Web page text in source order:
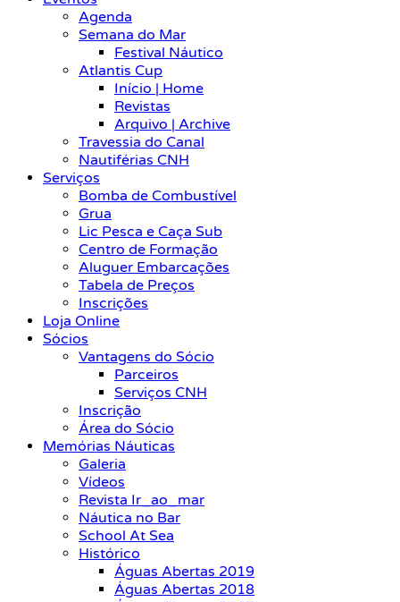
Agenda
Semana do Mar
Festival Náutico
Atlantis Cup
Início | Home
Revistas
Arquivo | Archive
Travessia do Canal
Nautiférias CNH
Serviços
Bomba de Combustível
Grua
Lic Pesca e Caça Sub
Centro de Formação
Aluguer Embarcações
Tabela de Preços
Inscrições
Loja Online
Sócios
Vantagens do Sócio
Parceiros
Serviços CNH
Inscrição
Área do Sócio
Memórias Náuticas
Galeria
Vídeos
Revista Ir_ao_mar
Náutica no Bar
School At Sea
Histórico
Águas Abertas 2019
Águas Abertas 2018